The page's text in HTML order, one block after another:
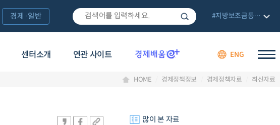
센터소개 연관 사이트 ENG
경제·일반 #지방보조금통합관리망
HOME 경제정책정보 경제정책자료 최신자료
많이 본 자료